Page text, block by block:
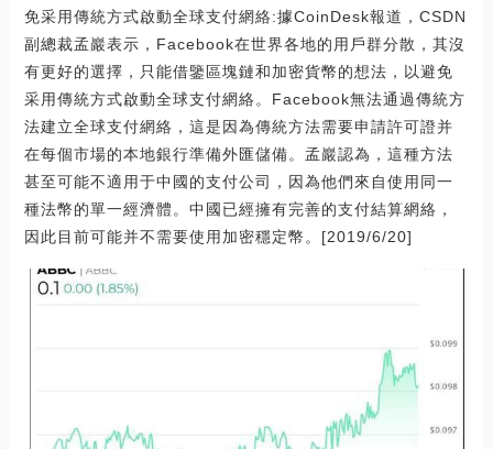
免采用傳統方式啟動全球支付網絡:據CoinDesk報道，CSDN
副總裁孟巖表示，Facebook在世界各地的用戶群分散，其沒
有更好的選擇，只能借鑒區塊鏈和加密貨幣的想法，以避免
采用傳統方式啟動全球支付網絡。Facebook無法通過傳統方
法建立全球支付網絡，這是因為傳統方法需要申請許可證并
在每個市場的本地銀行準備外匯儲備。孟巖認為，這種方法
甚至可能不適用于中國的支付公司，因為他們來自使用同一
種法幣的單一經濟體。中國已經擁有完善的支付結算網絡，
因此目前可能并不需要使用加密穩定幣。[2019/6/20]